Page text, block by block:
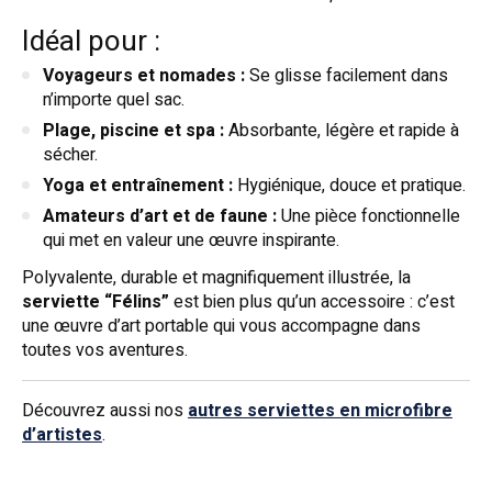
Idéal pour :
Voyageurs et nomades :Se glisse facilement dans
n’importe quel sac.
Plage, piscine et spa :Absorbante, légère et rapide à
sécher.
Yoga et entraînement : Hygiénique, douce et pratique.
Amateurs d’art et de faune :Une pièce fonctionnelle
qui met en valeur une œuvre inspirante.
Polyvalente, durable et magnifiquement illustrée, la
serviette “Félins” est bien plus qu’un accessoire : c’est
une œuvre d’art portable qui vous accompagne dans
toutes vos aventures.
Découvrez aussi nosautres serviettes en microfibre
d’artistes.